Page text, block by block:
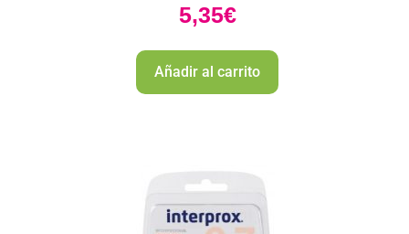
5,35€
Añadir al carrito